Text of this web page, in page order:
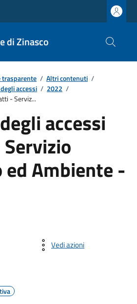
di Zinasco
trasparente / Altri contenuti /
accessi / 2022 /
- Serviz...
accessi
Ambiente -
Vedi azioni